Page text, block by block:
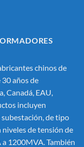
chinos de
30 años de
Canadá, EAU,
incluyen
de tipo
de tensión de
1200MVA. También